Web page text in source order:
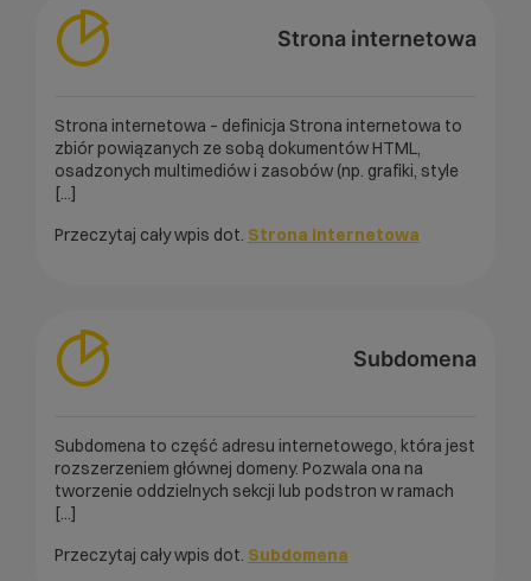
Strona internetowa
Strona internetowa – definicja Strona internetowa to
zbiór powiązanych ze sobą dokumentów HTML,
osadzonych multimediów i zasobów (np. grafiki, style
[...]
Przeczytaj cały wpis dot. Strona internetowa
Subdomena
Subdomena to część adresu internetowego, która jest
rozszerzeniem głównej domeny. Pozwala ona na
tworzenie oddzielnych sekcji lub podstron w ramach
[...]
Przeczytaj cały wpis dot. Subdomena